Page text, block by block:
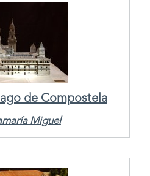
de Compostela
Miguel